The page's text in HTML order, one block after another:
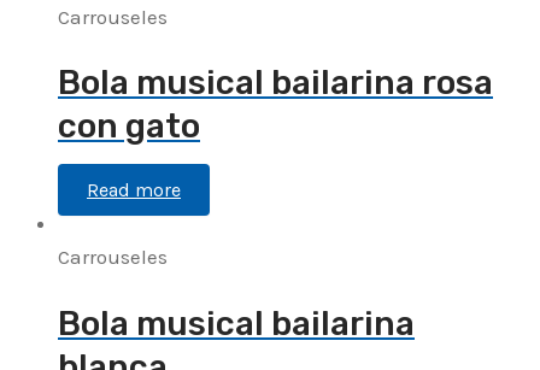
Carrouseles
Bola musical bailarina rosa
con gato
Read more
Carrouseles
Bola musical bailarina